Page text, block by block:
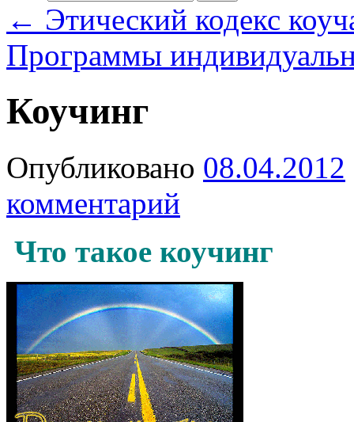
← Этический кодекс
Программы
Коучинг
Опубликовано 08.04.2012
комментарий
Что такое коучинг